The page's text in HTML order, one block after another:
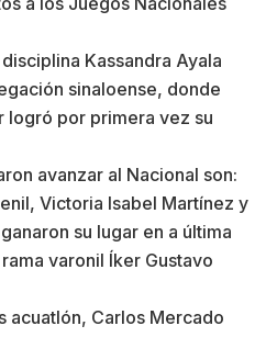
Kassandra Ayala
sinaloense, donde
logró por primera vez su
avanzar al Nacional son:
Victoria Isabel Martínez y
su lugar en a última
varonil Íker Gustavo
acuatlón, Carlos Mercado